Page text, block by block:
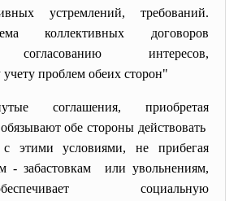
устремлений, требований.
коллективных договоров
согласованию интересов,
проблем обеих сторон"
соглашения, приобретая
обе стороны действовать
с этими условиями, не прибегая
- забастовкам или увольнениям,
социальную